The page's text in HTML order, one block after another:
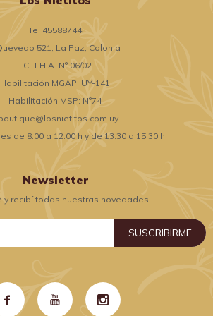
Tel 45588744
521, La Paz, Colonia
I.C. T.H.A. N° 06/02
Habilitación MGAP: UY-141
Habilitación MSP: N°74
de 8:00 a 12:00 h y de 13:30 a 15:30 h
Newsletter
y recibí todas nuestras novedades!
SUSCRIBIRME
  